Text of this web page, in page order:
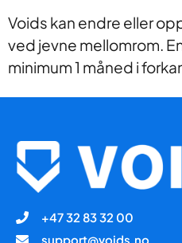
Voids kan endre eller
ved jevne mellomrom.
minimum 1 måned i
+47 32 83 32 00
support@voids.no